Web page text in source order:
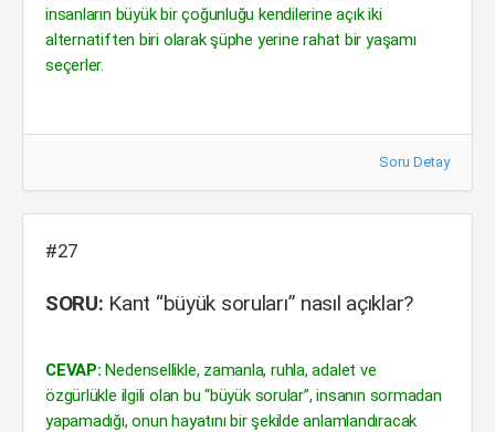
insanların büyük bir çoğunluğu kendilerine açık iki
alternatiften biri olarak şüphe yerine rahat bir yaşamı
seçerler.
Soru Detay
#27
SORU: Kant “büyük soruları” nasıl açıklar?
CEVAP: Nedensellikle, zamanla, ruhla, adalet ve
özgürlükle ilgili olan bu “büyük sorular”, insanın sormadan
yapamadığı, onun hayatını bir şekilde anlamlandıracak